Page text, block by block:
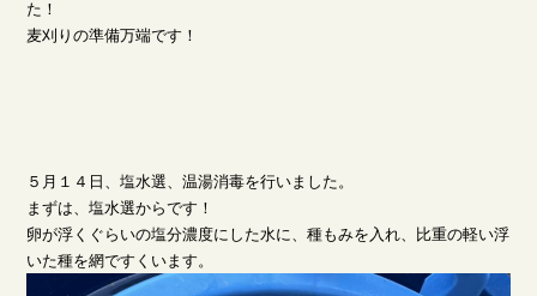
た！
麦刈りの準備万端です！
５月１４日、塩水選、温湯消毒を行いました。
まずは、塩水選からです！
卵が浮くぐらいの塩分濃度にした水に、種もみを入れ、比重の軽い浮
いた種を網ですくいます。